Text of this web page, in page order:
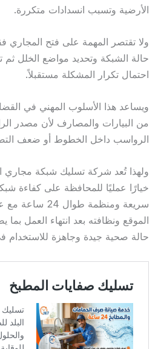
الأرضية وتسبب انسدادات متكررة.
ولا تقتصر المهمة على فتح
حالة الشبكة وتحديد مواضع الخلل ثم
احتمال تكرار المشكلة مستقبلاً.
ويساعد هذا الأسلوب المهني في
من البيارات والمصارف لأن مصدر
الرواسب داخل الخطوط أو ضعف
ولهذا تُعد شركة تسليك شبكة
خيارًا عمليًا للمحافظة على كفاءة
سريعة ومنظمة
الموقع ونظافته بعد انتهاء العمل
حالة صحية جيدة وجاهزة للاستخدام